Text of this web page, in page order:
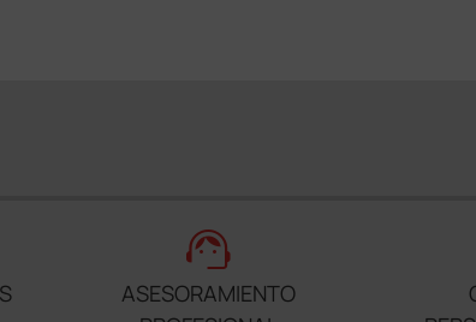
support_agent
ASESORAMIENTO